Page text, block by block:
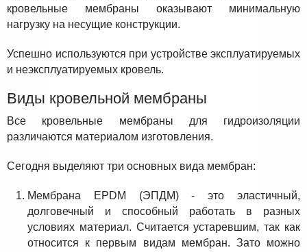
кровельные мембраны оказывают минимальную
нагрузку на несущие конструкции.
Успешно используются при устройстве эксплуатируемых
и неэксплуатируемых кровель.
Виды кровельной мембраны
Все кровельные мембраны для гидроизоляции
различаются материалом изготовления.
Сегодня выделяют три основных вида мембран:
Мембрана EPDM (ЭПДМ) - это эластичный,
долговечный и способный работать в разных
условиях материал. Считается устаревшим, так как
относится к первым видам мембран. Зато можно